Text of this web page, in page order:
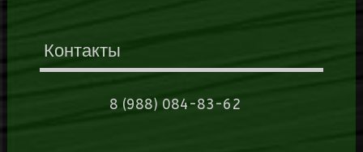
Контакты
8 (988) 084-83-62